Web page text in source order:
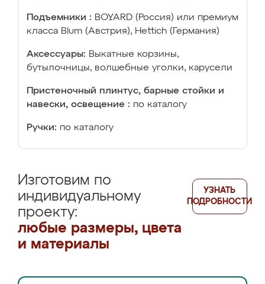
Подъемники : BOYARD (Россия) или премиум
класса Blum (Австрия), Hettich (Германия)
Аксессуары: Выкатные корзины,
бутылочницы, волшебные уголки, карусели
Пристеночный плинтус, барные стойки и
навески, освещение : по каталогу
Ручки: по каталогу
Изготовим по
индивидуальному
проекту:
любые размеры, цвета
и материалы
УЗНАТЬ
ПОДРОБНОСТИ